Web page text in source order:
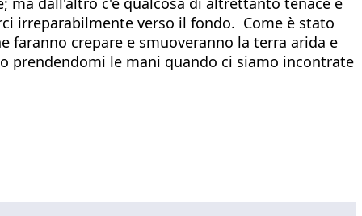
irreparabilmente verso il fondo. Come è stato
faranno crepare e smuoveranno la terra arida e
prendendomi le mani quando ci siamo incontrate